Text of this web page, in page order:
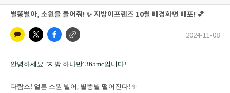
별똥별아, 소원을 들어줘! ✨ 지방이프렌즈 10월 배경화면 배포! 💕
2024-11-08
안녕하세요. '지방 하나만' 365mc입니다!
다람스! 얼른 소원 빌어, 별똥별 떨어진다! ✨